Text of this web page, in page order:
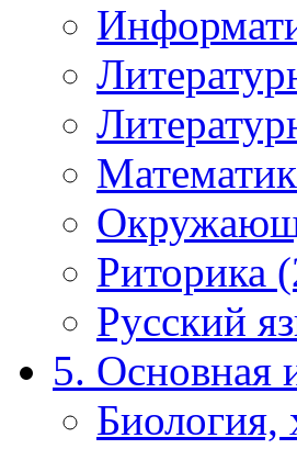
Риторика
Русский
5. Основная
Биология,